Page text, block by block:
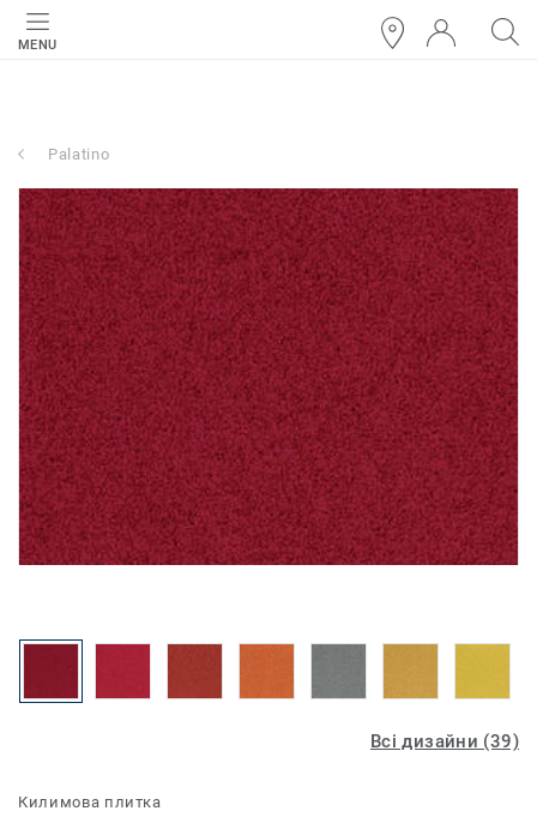
MENU
Palatino
Всі дизайни (39)
Килимова плитка